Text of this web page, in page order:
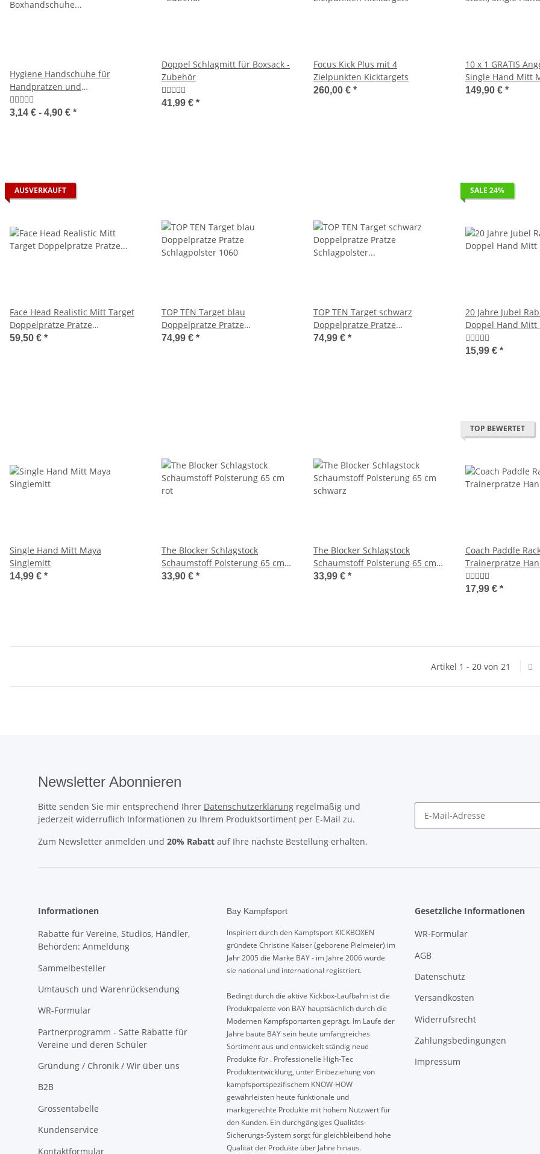
Hygiene Handschuhe für
Handpratzen und
Boxhandschuhe weiß (Mehrweg)
3,14 € - 4,90 € *
Doppel Schlagmitt für Boxsack -
Zubehör
41,99 € *
Focus Kick Plus mit 4
Zielpunkten Kicktargets
260,00 € *
10 x 1 GRATIS
Single Hand Mitt
Singlemitt
149,90 € *
AUSVERKAUFT
Face Head Realistic Mitt Target
Doppelpratze Pratze
Schlagpolster SV
59,50 € *
TOP TEN Target blau
Doppelpratze Pratze
Schlagpolster 1060
74,99 € *
TOP TEN Target schwarz
Doppelpratze Pratze
Schlagpolster 1060
74,99 € *
SALE 24%
20 Jahre Jubel
Doppel Hand
schwarz/rot
15,99 € *
Single Hand Mitt Maya
Singlemitt
14,99 € *
The Blocker Schlagstock
Schaumstoff Polsterung 65 cm
rot
33,90 € *
The Blocker Schlagstock
Schaumstoff Polsterung 65 cm
schwarz
33,99 € *
TOP BEWERTET
Coach Paddle
Trainerpratze
17,99 € *
Artikel 1 - 20 von 21
Newsletter Abonnieren
Bitte senden Sie mir entsprechend Ihrer Datenschutzerklärung regelmäßig und
jederzeit widerruflich Informationen zu Ihrem Produktsortiment per E-Mail zu.
Zum Newsletter anmelden und 20% Rabatt auf Ihre nächste Bestellung erhalten.
Informationen
Rabatte für Vereine, Studios, Händler,
Behörden: Anmeldung
Sammelbesteller
Umtausch und Warenrücksendung
WR-Formular
Partnerprogramm - Satte Rabatte für
Vereine und deren Schüler
Gründung / Chronik / Wir über uns
B2B
Grössentabelle
Kundenservice
Kontaktformular
Bay Kampfsport
Inspiriert durch den Kampfsport KICKBOXEN
gründete Christine Kaiser (geborene Pielmeier) im
Jahr 2005 die Marke BAY - im Jahre 2006 wurde
sie national und international registriert.
Bedingt durch die aktive Kickbox-Laufbahn ist die
Produktpalette von BAY hauptsächlich durch die
Modernen Kampfsportarten geprägt. Im Laufe der
Jahre baute BAY sein heute umfangreiches
Sortiment aus und entwickelt ständig neue
Produkte für . Professionelle High-Tec
Produktentwicklung, unter Einbeziehung von
kampfsportspezifischem KNOW-HOW
gewährleisten heute funktionale und
marktgerechte Produkte mit hohem Nutzwert für
den Kunden. Ein durchgängiges Qualitäts-
Sicherungs-System sorgt für gleichbleibend hohe
Qualität der Produkte über Jahre hinaus.
Gesetzliche Informationen
WR-Formular
AGB
Datenschutz
Versandkosten
Widerrufsrecht
Zahlungsbedingungen
Impressum